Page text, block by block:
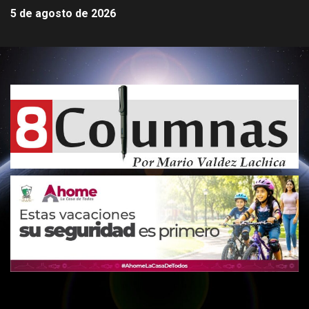
5 de agosto de 2026